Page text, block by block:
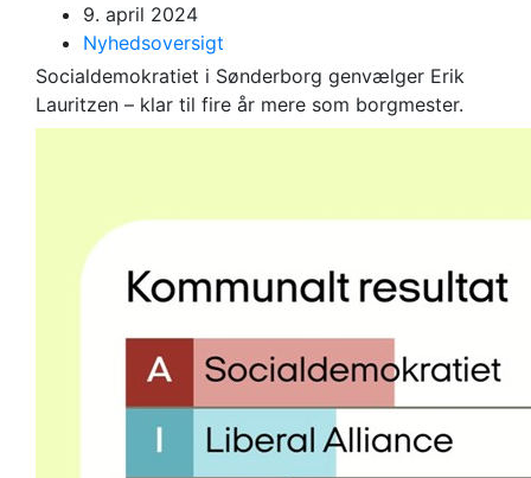
9. april 2024
Nyhedsoversigt
Socialdemokratiet i Sønderborg genvælger Erik
Lauritzen – klar til fire år mere som borgmester.